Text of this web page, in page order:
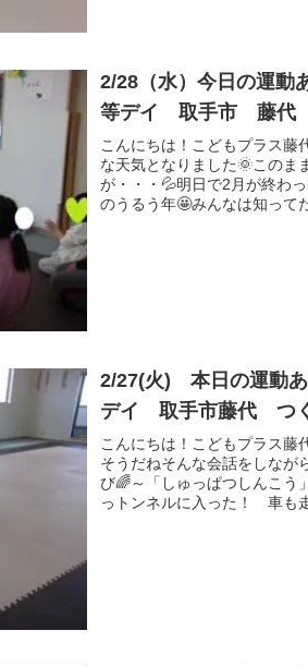
2/28（水）今日の運
等デイ 取手市 藤代
こんにちは！こどもプラス藤
な天気となりました🌞このま
が・・・💦明日で2月が終わ
のうるう年🤩みんなは知って
2/27(火) 本日の運動
デイ 取手市藤代 つ
こんにちは！こどもプラス
そうだねそんな会話をしなが
び🌈～「しゅっぱつしんこ
っトンネルに入った！ 車も